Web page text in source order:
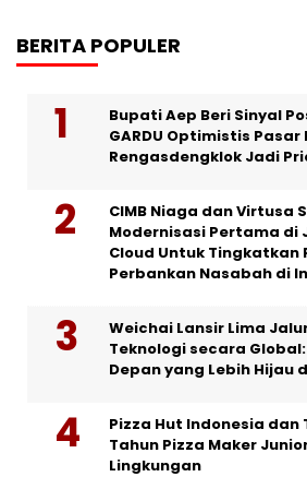
BERITA POPULER
Bupati Aep Beri Sinyal
GARDU Optimistis Pasar
Rengasdengklok Jadi
CIMB Niaga dan Virtusa
Modernisasi Pertama di
Cloud Untuk Tingkatkan
Perbankan Nasabah di
Weichai Lansir Lima
Teknologi secara
Depan yang Lebih Hijau
Pizza Hut Indonesia dan
Tahun Pizza Maker
Lingkungan